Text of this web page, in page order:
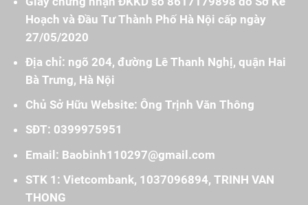
Hoạch và Đầu Tư Thành Phố Hà Nội cấp ngày
27/05/2020
Địa chỉ: ngõ 204, đường Lê Thanh Nghị, quận Hai
Bà Trưng, Hà Nội
Chủ Sở Hữu Website: Ông Trịnh Văn Thông
SĐT: 0399975951
Email: Baobinh110297@gmail.com
STK 1: Vietcombank, 1037096894, TRINH VAN
THONG